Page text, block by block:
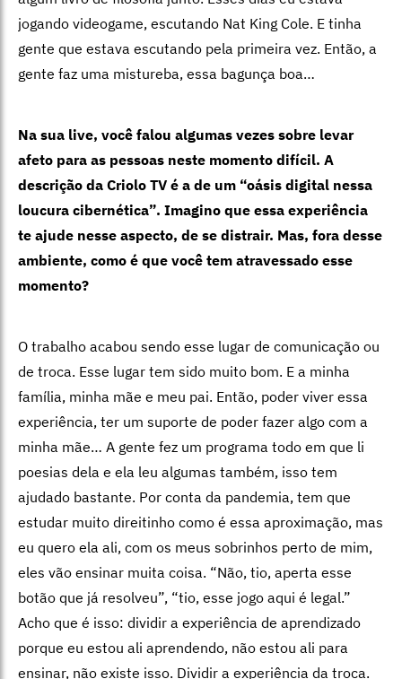
jogando videogame, escutando Nat King Cole. E tinha
gente que estava escutando pela primeira vez. Então, a
gente faz uma mistureba, essa bagunça boa…
Na sua live, você falou algumas vezes sobre levar
afeto para as pessoas neste momento difícil. A
descrição da Criolo TV é a de um “oásis digital nessa
loucura cibernética”. Imagino que essa experiência
te ajude nesse aspecto, de se distrair. Mas, fora desse
ambiente, como é que você tem atravessado esse
momento?
O trabalho acabou sendo esse lugar de comunicação ou
de troca. Esse lugar tem sido muito bom. E a minha
família, minha mãe e meu pai. Então, poder viver essa
experiência, ter um suporte de poder fazer algo com a
minha mãe… A gente fez um programa todo em que li
poesias dela e ela leu algumas também, isso tem
ajudado bastante. Por conta da pandemia, tem que
estudar muito direitinho como é essa aproximação, mas
eu quero ela ali, com os meus sobrinhos perto de mim,
eles vão ensinar muita coisa. “Não, tio, aperta esse
botão que já resolveu”, “tio, esse jogo aqui é legal.”
Acho que é isso: dividir a experiência de aprendizado
porque eu estou ali aprendendo, não estou ali para
ensinar, não existe isso. Dividir a experiência da troca.